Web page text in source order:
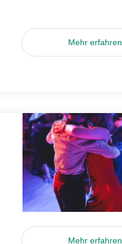
Mehr erfahren
Mehr erfahren